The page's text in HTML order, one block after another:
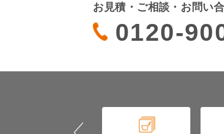
お見積・ご相談・お問い
0120-